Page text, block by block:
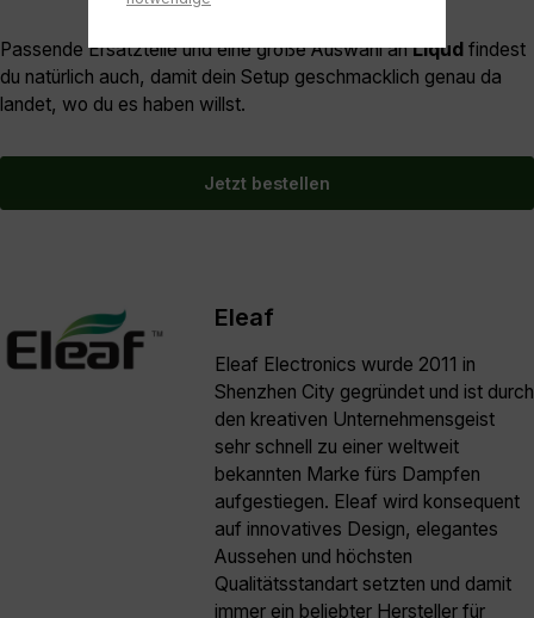
Passende Ersatzteile und eine große Auswahl anLiqud findest
du natürlich auch, damit dein Setup geschmacklich genau da
landet, wo du es haben willst.
Jetzt bestellen
Eleaf
Eleaf Electronics wurde 2011 in
Shenzhen City gegründet und ist durch
den kreativen Unternehmensgeist
sehr schnell zu einer weltweit
bekannten Marke fürs Dampfen
aufgestiegen. Eleaf wird konsequent
auf innovatives Design, elegantes
Aussehen und höchsten
Qualitätsstandart setzten und damit
immer ein beliebter Hersteller für